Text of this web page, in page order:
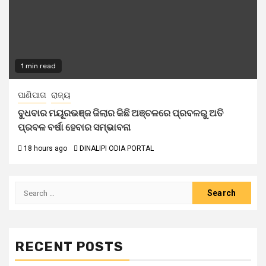
1 min read
ପାଣିପାଗ ରାଜ୍ୟ
ବୁଧବାର ମୟୂରଭଞ୍ଜ ଜିଲାର କିଛି ଅଞ୍ଚଳରେ ପ୍ରବଳରୁ ଅତି
ପ୍ରବଳ ବର୍ଷା ହେବାର ସମ୍ଭାବନା
18 hours ago DINALIPI ODIA PORTAL
RECENT POSTS